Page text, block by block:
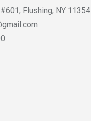
Flushing, NY 11354